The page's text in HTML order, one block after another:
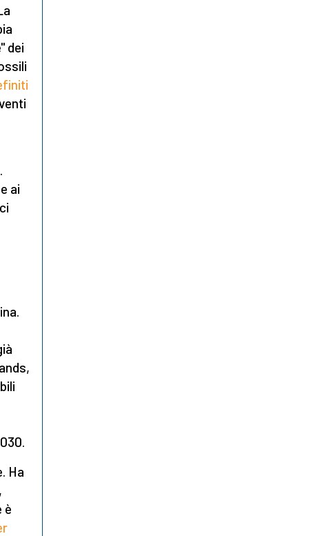
dei
.
ai
Ha
è